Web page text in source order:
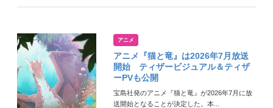
アニメ
アニメ『猫と竜』は2026年7月放送
開始 ティザービジュアル＆ティザ
ーPVも公開
宝島社発のアニメ『猫と竜』が2026年7月に放
送開始となることが決定した。本...